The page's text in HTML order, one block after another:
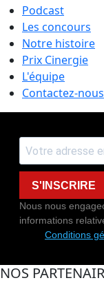
Podcast
Les concours
Notre histoire
Prix Cinergie
L'équipe
Contactez-nous
S'INSCRIRE
Nous nous
informations
Conditions
NOS